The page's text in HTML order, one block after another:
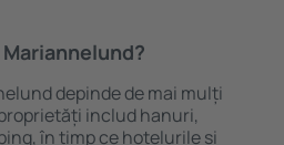
depinde de mai mulți
includ hanuri,
în timp ce hotelurile și